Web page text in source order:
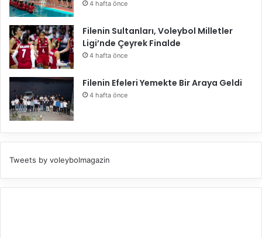
4 hafta önce
Filenin Sultanları, Voleybol Milletler
Ligi’nde Çeyrek Finalde
4 hafta önce
Filenin Efeleri Yemekte Bir Araya Geldi
4 hafta önce
Tweets by voleybolmagazin